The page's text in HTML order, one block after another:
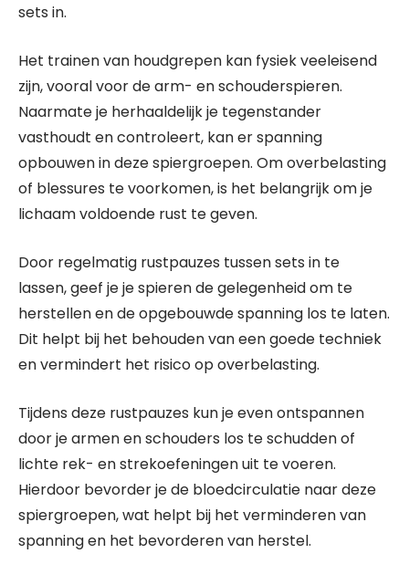
sets in.
Het trainen van houdgrepen kan fysiek veeleisend
zijn, vooral voor de arm- en schouderspieren.
Naarmate je herhaaldelijk je tegenstander
vasthoudt en controleert, kan er spanning
opbouwen in deze spiergroepen. Om overbelasting
of blessures te voorkomen, is het belangrijk om je
lichaam voldoende rust te geven.
Door regelmatig rustpauzes tussen sets in te
lassen, geef je je spieren de gelegenheid om te
herstellen en de opgebouwde spanning los te laten.
Dit helpt bij het behouden van een goede techniek
en vermindert het risico op overbelasting.
Tijdens deze rustpauzes kun je even ontspannen
door je armen en schouders los te schudden of
lichte rek- en strekoefeningen uit te voeren.
Hierdoor bevorder je de bloedcirculatie naar deze
spiergroepen, wat helpt bij het verminderen van
spanning en het bevorderen van herstel.